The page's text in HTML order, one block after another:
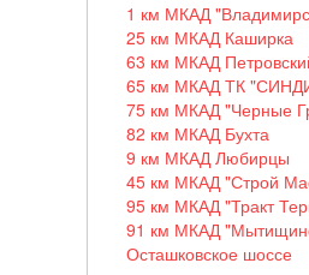
1 км МКАД
25 км МКАД Каширка
63 км МКАД
65 км МКАД ТК
75 км МКАД "Черные
82 км МКАД Бухта
9 км МКАД Любирцы
45 км МКАД "Строй
95 км МКАД "Тракт
91 км МКАД
Осташковское шоссе